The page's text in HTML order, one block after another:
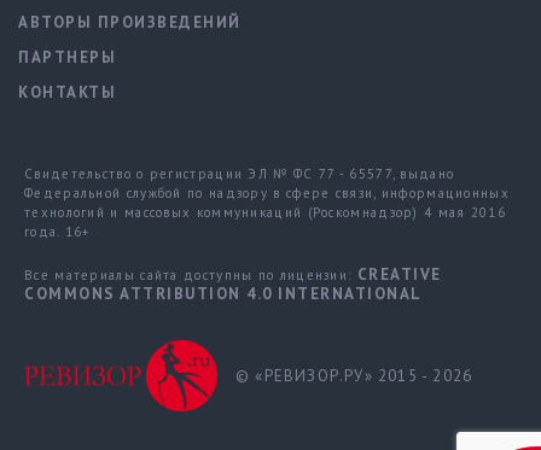
АВТОРЫ ПРОИЗВЕДЕНИЙ
ПАРТНЕРЫ
КОНТАКТЫ
Свидетельство о регистрации ЭЛ № ФС 77 - 65577, выдано
Федеральной службой по надзору в сфере связи, информационных
технологий и массовых коммуникаций (Роскомнадзор) 4 мая 2016
года. 16+
Все материалы сайта доступны по лицензии: CREATIVE
COMMONS ATTRIBUTION 4.0 INTERNATIONAL
© «РЕВИЗОР.РУ» 2015 - 2026